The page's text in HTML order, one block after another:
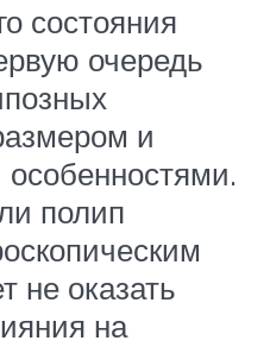
состояния
очередь
и
особенностями.
полип
не оказать
на